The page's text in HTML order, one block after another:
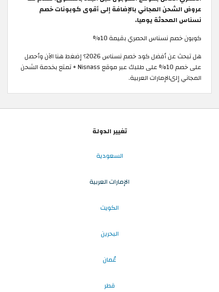
عروض الشحن المجاني بالإضافة إلى أقوى كوبونات خصم
نسناس المحدثة يوميا.
كوبون خصم نسناس الحصري بقيمة 10%
هل تبحث عن أفضل كود خصم نسناس 2026؟ إضغط هنا الآن وأحصل
على خصم 10% على طلبك عبر موقع Nisnass + تمتع بخدمة الشحن
المجاني إلىالإمارات العربية.
تغيير الدولة
السعودية
الإمارات العربية
الكويت
البحرين
عُمان
قطر